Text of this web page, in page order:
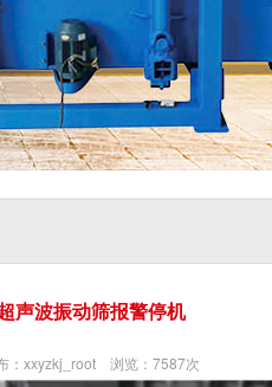
声波振动筛报警停机
：xxyzkj_root 浏览：7587次